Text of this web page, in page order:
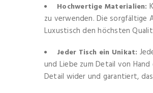
Hochwertige Materialien:
zu verwenden. Die sorgfältige
Luxustisch den höchsten
Jeder Tisch ein Unikat:
und Liebe zum Detail von
Detail wider und garantiert,